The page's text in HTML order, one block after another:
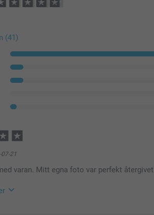
(41)
21
varan. Mitt egna foto var perfekt återgivet